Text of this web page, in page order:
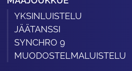
YKSINLUISTELU
JÄÄTANSSI
SYNCHRO 9
MUODOSTELMALUISTELU